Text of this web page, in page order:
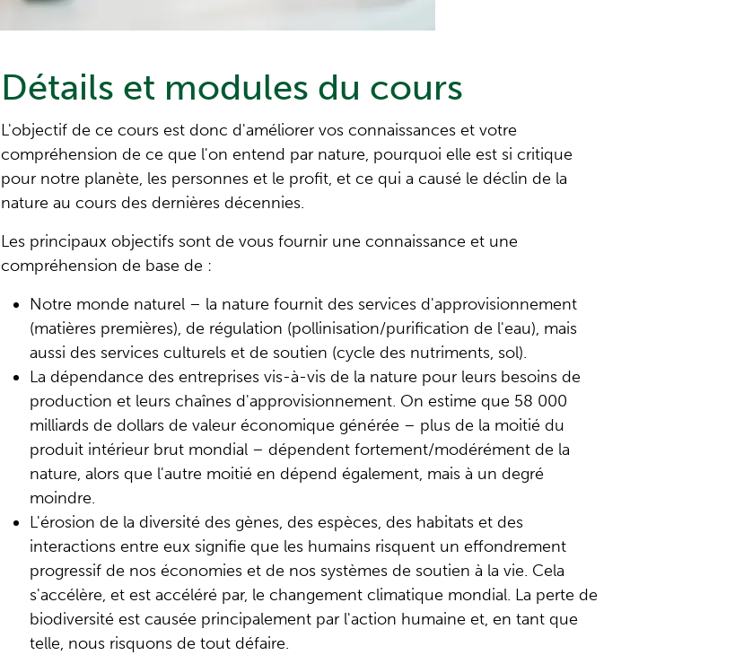
Détails et modules du cours
L'objectif de ce cours est donc d'améliorer vos connaissances et votre
compréhension de ce que l'on entend par nature, pourquoi elle est si critique
pour notre planète, les personnes et le profit, et ce qui a causé le déclin de la
nature au cours des dernières décennies.
Les principaux objectifs sont de vous fournir une connaissance et une
compréhension de base de :
Notre monde naturel – la nature fournit des services d'approvisionnement
(matières premières), de régulation (pollinisation/purification de l'eau), mais
aussi des services culturels et de soutien (cycle des nutriments, sol).
La dépendance des entreprises vis-à-vis de la nature pour leurs besoins de
production et leurs chaînes d'approvisionnement. On estime que 58 000
milliards de dollars de valeur économique générée – plus de la moitié du
produit intérieur brut mondial – dépendent fortement/modérément de la
nature, alors que l'autre moitié en dépend également, mais à un degré
moindre.
L'érosion de la diversité des gènes, des espèces, des habitats et des
interactions entre eux signifie que les humains risquent un effondrement
progressif de nos économies et de nos systèmes de soutien à la vie. Cela
s'accélère, et est accéléré par, le changement climatique mondial. La perte de
biodiversité est causée principalement par l'action humaine et, en tant que
telle, nous risquons de tout défaire.